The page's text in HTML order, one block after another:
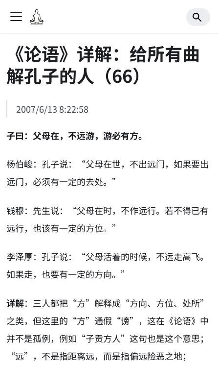
《论语》详解：给所有曲
解孔子的人（66）
2007/6/13 8:22:58
子曰：父母在，不远游，游必有方。
杨伯峻：孔子说：“父母在世，不出远门，如果要出
远门，必须有一定的去处。”
钱穆：先生说：“父母在时，不作远行。若不得已有
远行，也该有一定的方位。”
李泽厚：孔子说：“父母活着的时候，不远走高飞。
如果走，也要有一定的方向。”
详解：三人都把“方”解释成“方向、方位、处所”
之类，但这里的“方”通假“谤”，这在《论语》中
并不是孤例，例如“子贡方人”这句也是这个意思；
“远”，不是指距离远，而是指偏远险恶之地；